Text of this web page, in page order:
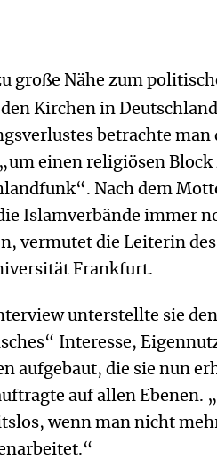
große Nähe zum
Kirchen in
betrachte
einen religiösen
Nach dem
Islamverbände immer
vermutet die Leiterin
Frankfurt.
unterstellte sie
Interesse,
aufgebaut, die sie nun
auf allen Ebenen.
wenn man nicht